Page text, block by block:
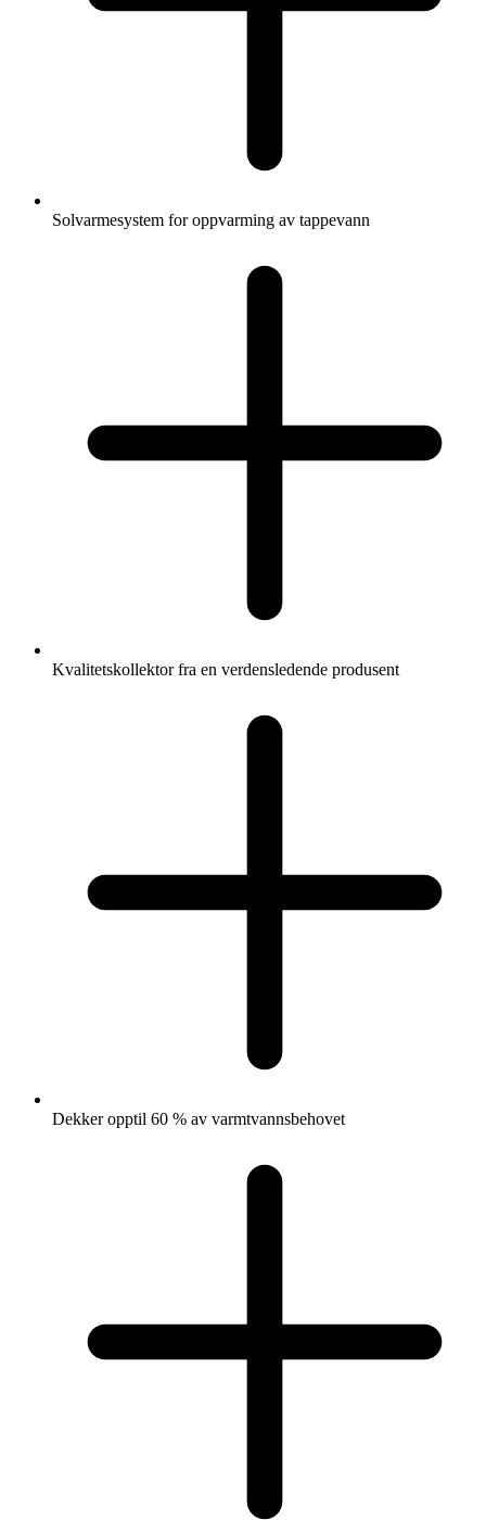
Solvarmesystem for oppvarming av tappevann
Kvalitetskollektor fra en verdensledende produsent
Dekker opptil 60 % av varmtvannsbehovet